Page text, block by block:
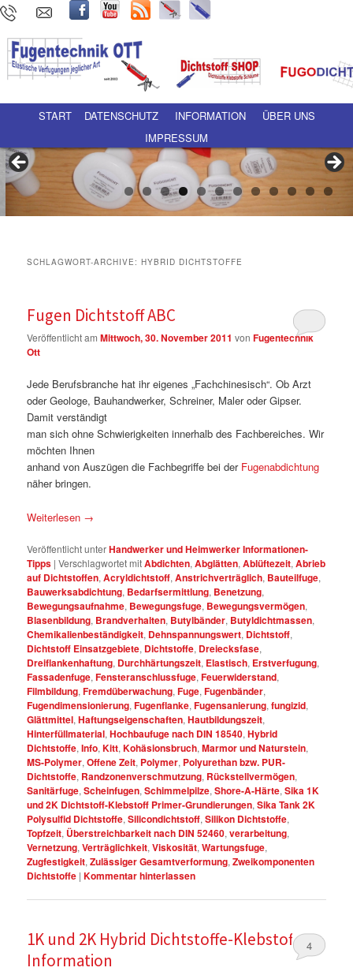
Hauptmenü Zum Inhalt wechseln
Zum sekundären Inhalt wechseln
START DATENSCHUTZ INFORMATION
ÜBER UNS
IMPRESSUM
SCHLAGWORT-ARCHIVE:HYBRID DICHTSTOFFE
Fugen Dichtstoff ABC
Veröffentlicht amMittwoch, 30. November 2011 vonFugentechnik
Ott
Jede Berufsbranche hat ihr eigenes „Fachchinesisch“. Ob Arzt
oder Geologe, Bauhandwerker, Schreiner, Maler oder Gipser.
Damit verständigt
man sich ohne Schwierigkeiten innerhalb des Fachbereiches. Wir
möchten Ihnen
anhand von Auszügen die Fachbegriffe bei derFugenabdichtung
näher bringen.
Weiterlesen →
Veröffentlicht unterHandwerker und Heimwerker Informationen-
Tipps |Verschlagwortet mitAbdichten,Abglätten,Ablüftezeit,Abrieb
auf Dichtstoffen,Acryldichtstoff,Anstrichverträglich, Bauteilfuge,
Bauwerksabdichtung, Bedarfsermittlung, Benetzung,
Bewegungsaufnahme, Bewegungsfuge, Bewegungsvermögen,
Blasenbildung, Brandverhalten, Butylbänder, Butyldichtmassen,
Chemikalienbeständigkeit, Dehnspannungswert, Dichtstoff,
Dichtstoff Einsatzgebiete, Dichtstoffe, Dreiecksfase,
Dreiflankenhaftung, Durchhärtungszeit, Elastisch, Erstverfugung,
Fassadenfuge,Fensteranschlussfuge,Feuerwiderstand,
Filmbildung,Fremdüberwachung,Fuge,Fugenbänder,
Fugendimensionierung,Fugenflanke,Fugensanierung,fungizid,
Glättmittel,Haftungseigenschaften,Hautbildungszeit,
Hinterfüllmaterial,Hochbaufuge nach DIN 18540,Hybrid
Dichtstoffe,Info,Kitt,Kohäsionsbruch,Marmor und Naturstein,
MS-Polymer,Offene Zeit, Polymer, Polyurethan bzw. PUR-
Dichtstoffe, Randzonenverschmutzung, Rückstellvermögen,
Sanitärfuge,Scheinfugen,Schimmelpilze,Shore-A-Härte,Sika 1K
und 2K Dichtstoff-Klebstoff Primer-Grundierungen,Sika Tank 2K
Polysulfid Dichtstoffe,Silicondichtstoff,Silikon Dichtstoffe,
Topfzeit, Überstreichbarkeit nach DIN 52460,verarbeitung,
Vernetzung,Verträglichkeit,Viskosität,Wartungsfuge,
Zugfestigkeit,Zulässiger Gesamtverformung,Zweikomponenten
Dichtstoffe |Kommentar hinterlassen
1K und 2K Hybrid Dichtstoffe-Klebstoffe
Information
4